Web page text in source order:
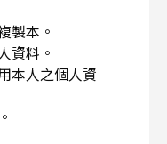
製本。
資料。
本人之個人資